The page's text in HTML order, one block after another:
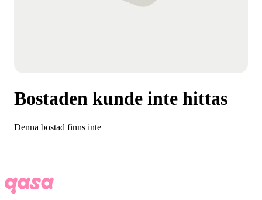
Bostaden kunde inte hittas
Denna bostad finns inte